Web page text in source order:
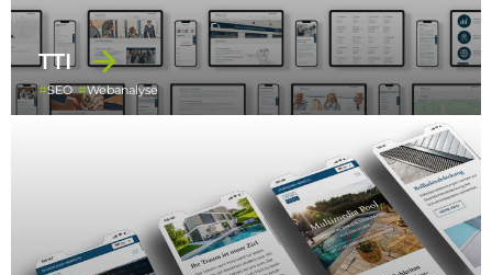
TTI
SEO Webanalyse